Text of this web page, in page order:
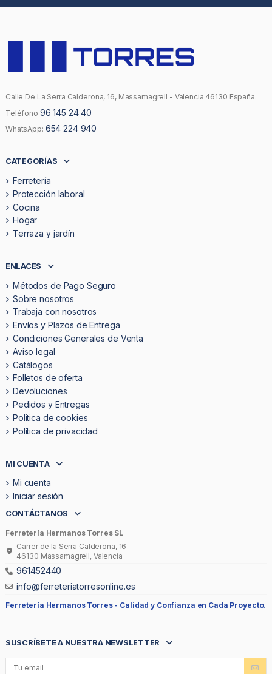
Calle De La Serra Calderona, 16, Massamagrell - Valencia 46130 España.
Teléfono 96 145 24 40
WhatsApp: 654 224 940
CATEGORÍAS
Ferretería
Protección laboral
Cocina
Hogar
Terraza y jardín
ENLACES
Métodos de Pago Seguro
Sobre nosotros
Trabaja con nosotros
Envíos y Plazos de Entrega
Condiciones Generales de Venta
Aviso legal
Catálogos
Folletos de oferta
Devoluciones
Pedidos y Entregas
Politica de cookies
Política de privacidad
MI CUENTA
Mi cuenta
Iniciar sesión
CONTÁCTANOS
Ferretería Hermanos Torres SL
Carrer de la Serra Calderona, 16
46130 Massamagrell, Valencia
961452440
info@ferreteriatorresonline.es
Ferretería Hermanos Torres - Calidad y Confianza en Cada Proyecto.
SUSCRÍBETE A NUESTRA NEWSLETTER